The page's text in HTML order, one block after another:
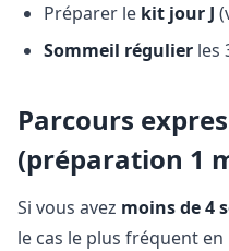
Préparer le kit jour J
Sommeil régulier les
Parcours
(préparation 1
Si vous avez moins de 4
le cas le plus fréquent